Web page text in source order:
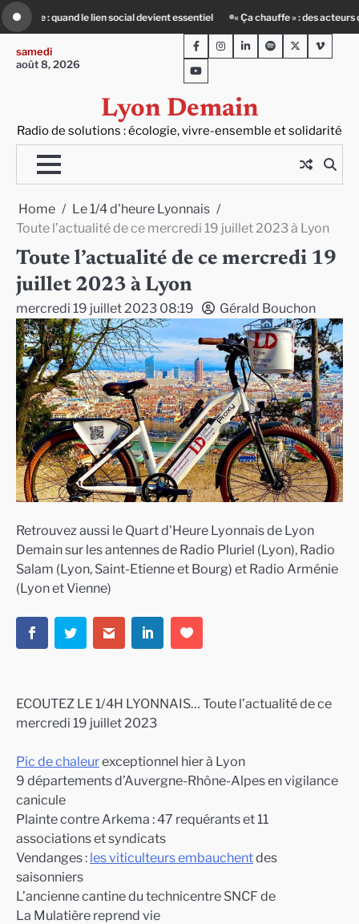
Skip
to
content
« Ça chauffe » : des acteurs du batiment face au défi climatique 80 Jours
samedi
août 8, 2026
Lyon Demain
Radio de solutions : écologie, vivre-ensemble et solidarité
FacebookInstagram
LinkedInSpotifyTwitterViméo
Youtube
Home
Le 1/4 d'heure Lyonnais
Toute l’actualité de ce mercredi 19 juillet 2023 à Lyon
Toute l’actualité de ce mercredi 19
juillet 2023 à Lyon
mercredi 19 juillet 2023 08:19 Gérald Bouchon
Retrouvez aussi le Quart d'Heure Lyonnais de Lyon
Demain sur les antennes de Radio Pluriel (Lyon), Radio
Salam (Lyon, Saint-Etienne et Bourg) et Radio Arménie
(Lyon et Vienne)
ECOUTEZ LE 1/4H LYONNAIS… Toute l’actualité de ce
mercredi 19 juillet 2023
Pic de chaleurexceptionnel hier à Lyon
9 départements d’Auvergne-Rhône-Alpes en vigilance
canicule
Plainte contre Arkema : 47 requérants et 11
associations et syndicats
Vendanges : les viticulteurs embauchentdes
saisonniers
L’ancienne cantine du technicentre SNCF de
La Mulatière reprend vie